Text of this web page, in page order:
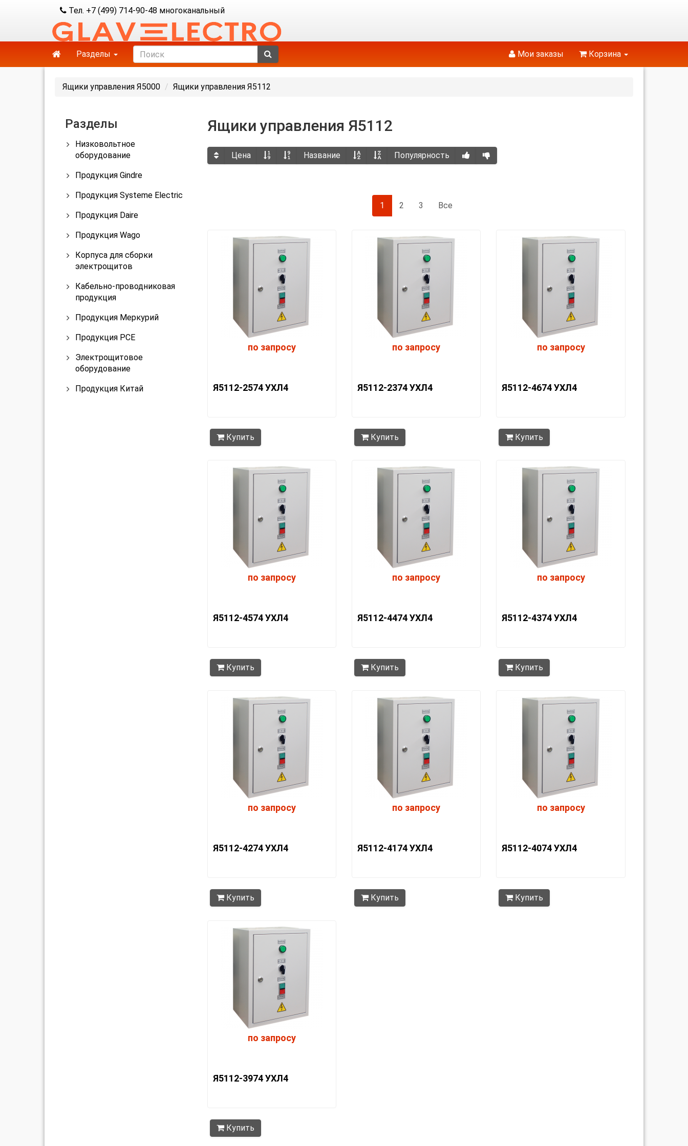
Тел. +7 (499) 714-90-48 многоканальный
Разделы Мои заказы Корзина
Ящики управления Я5000 Ящики управления Я5112
Ящики управления Я5112
Цена Название Популярность
1 2 3 Все
по запросу
Я5112-2574 УХЛ4
Купить
по запросу
Я5112-2374 УХЛ4
Купить
по запросу
Я5112-4674 УХЛ4
Купить
по запросу
Я5112-4574 УХЛ4
Купить
по запросу
Я5112-4474 УХЛ4
Купить
по запросу
Я5112-4374 УХЛ4
Купить
по запросу
Я5112-4274 УХЛ4
Купить
по запросу
Я5112-4174 УХЛ4
Купить
по запросу
Я5112-4074 УХЛ4
Купить
по запросу
Я5112-3974 УХЛ4
Купить
Разделы
Низковольтное
оборудование
Продукция Gindre
Продукция Systeme Electric
Продукция Daire
Продукция Wago
Корпуса для сборки
электрощитов
Кабельно-проводниковая
продукция
Продукция Меркурий
Продукция PCE
Электрощитовое
оборудование
Продукция Китай